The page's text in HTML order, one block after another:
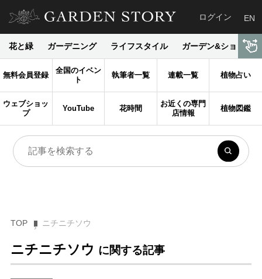
ログイン EN
花と緑 ガーデニング ライフスタイル ガーデン&ショップ
無料会員登録
全国のイベン
ト
執筆者一覧 連載一覧 植物占い
ウェブショッ
プ
YouTube 花時間
お近くの専門
店情報
植物図鑑
TOP ニチニチソウ
ニチニチソウ に関する記事